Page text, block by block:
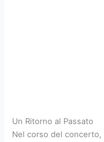
Un Ritorno al Passato
Nel corso del concerto,